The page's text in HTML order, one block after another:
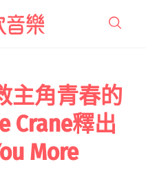
主角青春的
Crane釋出
More